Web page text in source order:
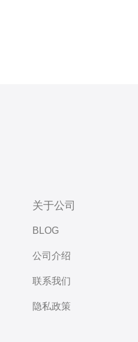
关于公司
BLOG
公司介绍
联系我们
隐私政策